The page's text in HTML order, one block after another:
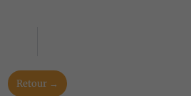
Retour →